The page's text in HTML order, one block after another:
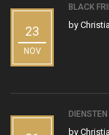
23
NOV
BLACK
by
by